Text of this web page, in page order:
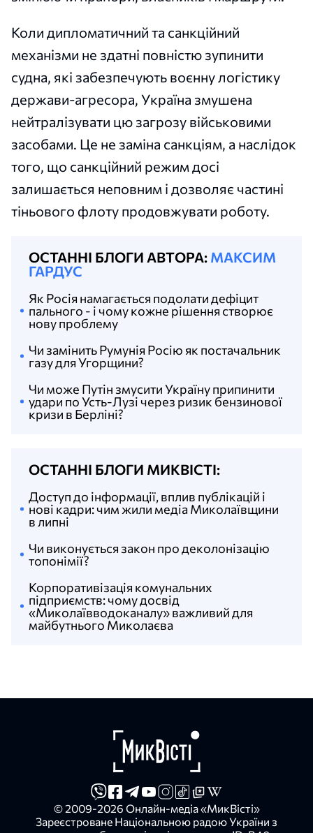
Коли дипломатичний та санкційний
механізми не здатні повністю зупинити
судна, які забезпечують воєнну логістику
держави-агресора, Україна змушена
нейтралізувати цю загрозу військовими
засобами. Це не заміна санкціям, а наслідок
того, що санкційний режим досі
залишається неповним і дозволяє частині
тіньового флоту продовжувати роботу.
ОСТАННІ БЛОГИ АВТОРА: МАКСИМ
ГАРДУС
Як Росія намагається подолати дефіцит
пального - і чому кожне рішення створює
нову проблему
Чи замінить Румунія Росію як постачальник
газу для Угорщини?
Чи може Путін змусити Україну припинити
удари по Усть-Лузі через ризик бензинової
кризи в Берліні?
ОСТАННІ БЛОГИ МИКВІСТІ:
Доступ до інформації, вплив публікацій і
нові кадри: чим жили медіа Миколаївщини
в липні
Чи виконується закон про деколонізацію
топонімії?
Корпоративізація комунальних
підприємств: чому досвід
«Миколаївводоканалу» важливий для
майбутнього Миколаєва
© 2009-2026 Онлайн-медіа «МикВісті»
Зареєстроване Національною радою України з